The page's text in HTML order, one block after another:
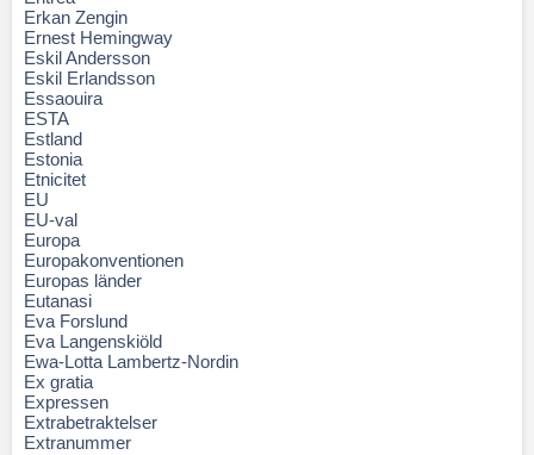
Erkan Zengin
Ernest Hemingway
Eskil Andersson
Eskil Erlandsson
Essaouira
ESTA
Estland
Estonia
Etnicitet
EU
EU-val
Europa
Europakonventionen
Europas länder
Eutanasi
Eva Forslund
Eva Langenskiöld
Ewa-Lotta Lambertz-Nordin
Ex gratia
Expressen
Extrabetraktelser
Extranummer